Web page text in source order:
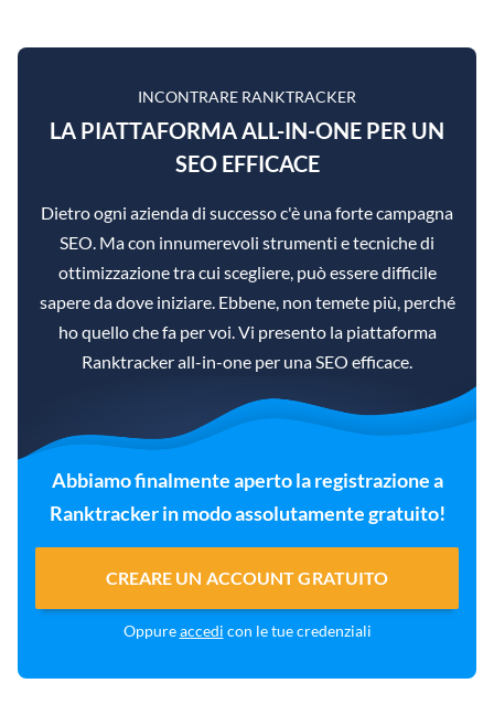
INCONTRARE RANKTRACKER
LA PIATTAFORMA ALL-IN-ONE PER UN
SEO EFFICACE
Dietro ogni azienda di successo c'è una forte campagna
SEO. Ma con innumerevoli strumenti e tecniche di
ottimizzazione tra cui scegliere, può essere difficile
sapere da dove iniziare. Ebbene, non temete più, perché
ho quello che fa per voi. Vi presento la piattaforma
Ranktracker all-in-one per una SEO efficace.
Abbiamo finalmente aperto la registrazione a
Ranktracker in modo assolutamente gratuito!
CREARE UN ACCOUNT GRATUITO
Oppureaccedi con le tue credenziali